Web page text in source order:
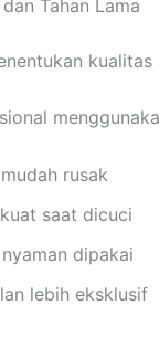
Tahan Lama
rusak
saat dicuci
dipakai
lebih eksklusif